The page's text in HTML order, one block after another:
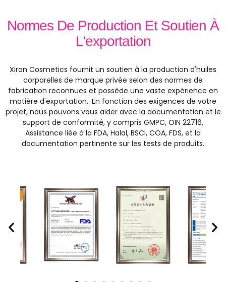
Normes De Production Et Soutien À
L'exportation
Xiran Cosmetics fournit un soutien à la production d'huiles
corporelles de marque privée selon des normes de
fabrication reconnues et possède une vaste expérience en
matière d'exportation.. En fonction des exigences de votre
projet, nous pouvons vous aider avec la documentation et le
support de conformité, y compris GMPC, OIN 22716,
Assistance liée à la FDA, Halal, BSCI, COA, FDS, et la
documentation pertinente sur les tests de produits.